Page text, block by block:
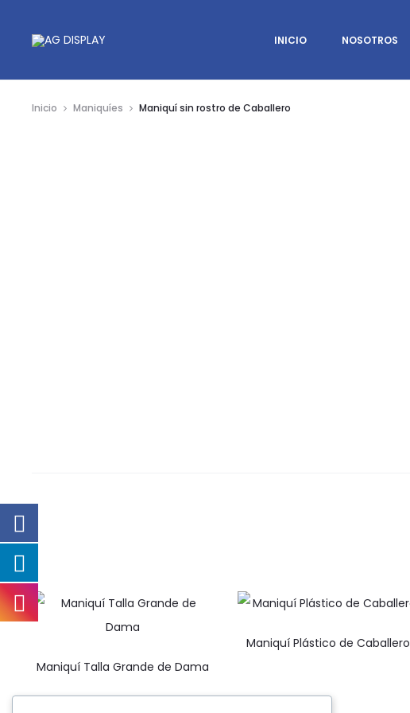
INICIO NOSOTROS
Inicio Maniquíes Maniquí sin rostro de Caballero
Maniquí Talla Grande de Dama
Maniquí Plástico de Caballero